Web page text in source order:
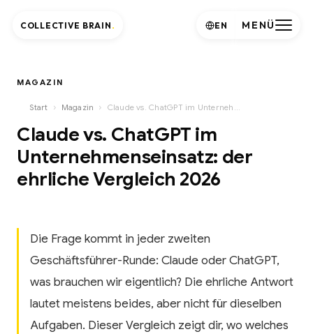
MAGAZIN
Start › Magazin ›
Claude vs. ChatGPT im
Unternehmenseinsatz: der
ehrliche Vergleich 2026
Die Frage kommt in jeder zweiten
Geschäftsführer-Runde: Claude oder ChatGPT,
was brauchen wir eigentlich? Die ehrliche Antwort
lautet meistens beides, aber nicht für dieselben
Aufgaben. Dieser Vergleich zeigt dir, wo welches
COLLECTIVE BRAIN . MENÜ
EN